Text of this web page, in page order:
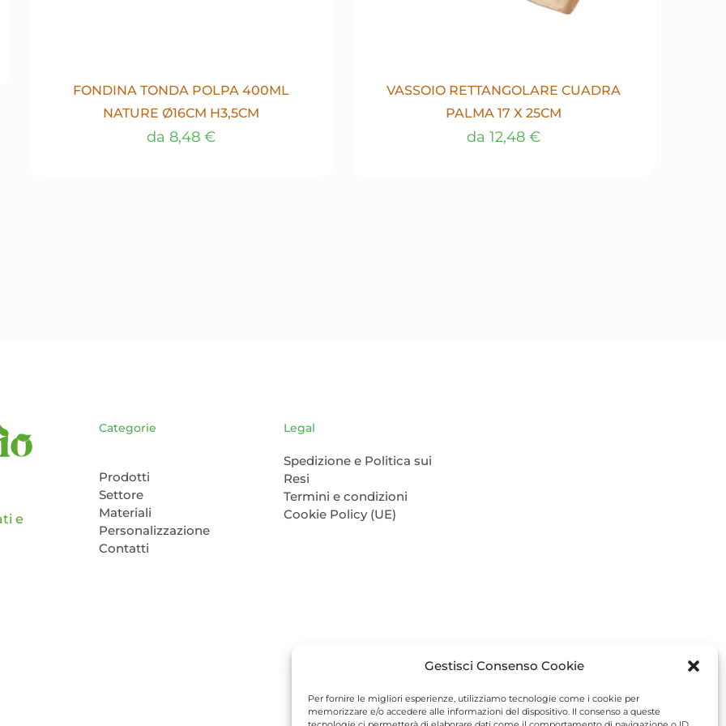
Gestisci Consenso Cookie
Per fornire le migliori esperienze, utilizziamo tecnologie come i cookie per
memorizzare e/o accedere alle informazioni del dispositivo. Il consenso a queste
FONDINA TONDA POLPA 400ML
NATURE Ø16CM H3,5CM
da 8,48 €
VASSOIO RETTANGOLARE CUADRA
PALMA 17 X 25CM
da12,48€
e
Categorie
Prodotti
Settore
Materiali
Personalizzazione
Contatti
Legal
Spedizione e Politica sui
Resi
Termini e condizioni
Cookie Policy (UE)